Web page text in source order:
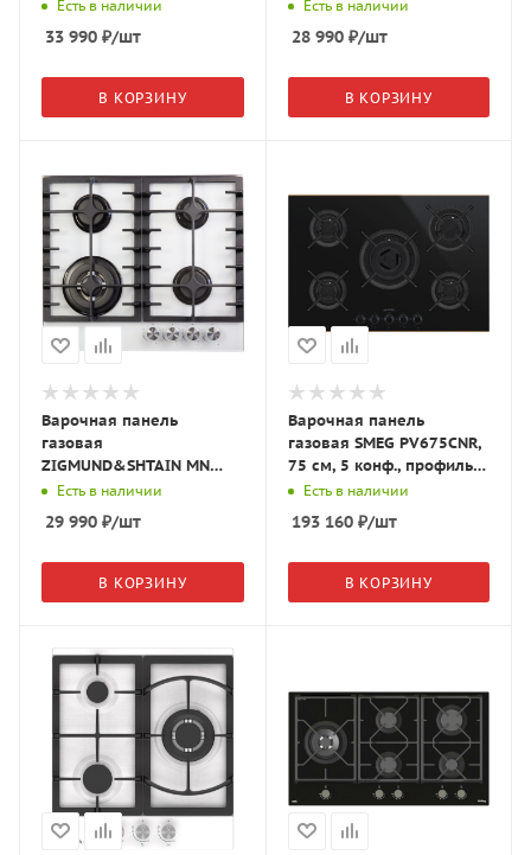
Есть в наличии
33 990 ₽/шт
В КОРЗИНУ
Есть в наличии
28 990₽/шт
В КОРЗИНУ
Варочная панель
газовая
ZIGMUND&SHTAIN MN
197.61 W
Есть в наличии
29 990 ₽/шт
В КОРЗИНУ
Варочная панель
газовая SMEG PV675CNR,
75 см, 5 конф., профиль
медный, чёрное стекло/
Есть в наличии
193 160₽/шт
В КОРЗИНУ